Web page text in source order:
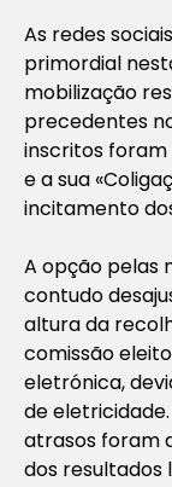
As redes
primordial
mobilização
precedentes
inscritos foram
e a sua
incitamento
A opção pelas
contudo
altura da
comissão
eletrónica,
de
atrasos foram
dos resultados